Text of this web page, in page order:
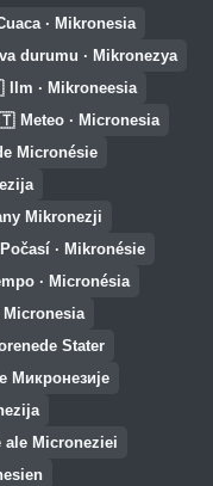
· Mikronesia
durumu · Mikronezya
Ilm · Mikroneesia
Meteo · Micronesia
Micronésie
Mikronezji
Počasí · Mikronésie
· Micronésia
Stater
Микронезије
ale Microneziei